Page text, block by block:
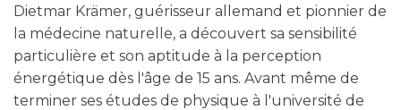
énergétique dès l'âge de 15 ans. Avant même de
terminer ses études de physique à l'université de
Würzburg, il a suivi une formation complète de
guérisseur. Sa formation scientifique lui a permis
d'effectuer des recherches systématiques et